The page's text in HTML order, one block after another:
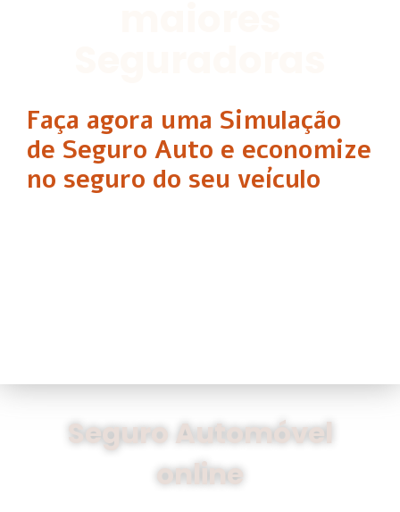
Faça agora uma Simulação
de Seguro Auto e economize
no seguro do seu veículo
Seguro Automóvel
online